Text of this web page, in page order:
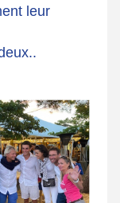
leur